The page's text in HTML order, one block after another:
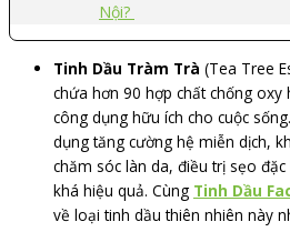
Nội?
Tinh Dầu Tràm Trà (Tea Tree
chứa hơn 90 hợp chất chống oxy
công dụng hữu ích cho cuộc
dụng tăng cường hệ miễn dịch,
chăm sóc làn da, điều trị sẹo
khá hiệu quả. Cùng Tinh Dầu
về loại tinh dầu thiên nhiên này